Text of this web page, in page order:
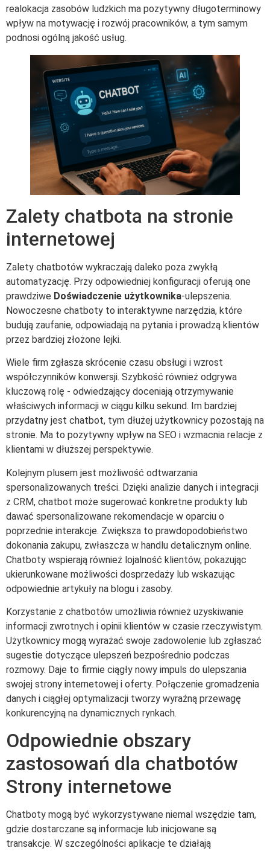
realokacja zasobów ludzkich ma pozytywny długoterminowy
wpływ na motywację i rozwój pracowników, a tym samym
podnosi ogólną jakość usług.
Zalety chatbota na stronie
internetowej
Zalety chatbotów wykraczają daleko poza zwykłą
automatyzację. Przy odpowiedniej konfiguracji oferują one
prawdziwe Doświadczenie użytkownika-ulepszenia.
Nowoczesne chatboty to interaktywne narzędzia, które
budują zaufanie, odpowiadają na pytania i prowadzą klientów
przez bardziej złożone lejki.
Wiele firm zgłasza skrócenie czasu obsługi i wzrost
współczynników konwersji. Szybkość również odgrywa
kluczową rolę - odwiedzający doceniają otrzymywanie
właściwych informacji w ciągu kilku sekund. Im bardziej
przydatny jest chatbot, tym dłużej użytkownicy pozostają na
stronie. Ma to pozytywny wpływ na SEO i wzmacnia relacje z
klientami w dłuższej perspektywie.
Kolejnym plusem jest możliwość odtwarzania
spersonalizowanych treści. Dzięki analizie danych i integracji
z CRM, chatbot może sugerować konkretne produkty lub
dawać spersonalizowane rekomendacje w oparciu o
poprzednie interakcje. Zwiększa to prawdopodobieństwo
dokonania zakupu, zwłaszcza w handlu detalicznym online.
Chatboty wspierają również lojalność klientów, pokazując
ukierunkowane możliwości dosprzedaży lub wskazując
odpowiednie artykuły na blogu i zasoby.
Korzystanie z chatbotów umożliwia również uzyskiwanie
informacji zwrotnych i opinii klientów w czasie rzeczywistym.
Użytkownicy mogą wyrażać swoje zadowolenie lub zgłaszać
sugestie dotyczące ulepszeń bezpośrednio podczas
rozmowy. Daje to firmie ciągły nowy impuls do ulepszania
swojej strony internetowej i oferty. Połączenie gromadzenia
danych i ciągłej optymalizacji tworzy wyraźną przewagę
konkurencyjną na dynamicznych rynkach.
Odpowiednie obszary
zastosowań dla chatbotów
Strony internetowe
Chatboty mogą być wykorzystywane niemal wszędzie tam,
gdzie dostarczane są informacje lub inicjowane są
transakcje. W szczególności aplikacje te działają